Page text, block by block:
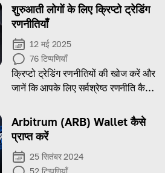
शुरुआती लोगों के लिए क्रिप्टो ट्रेडिंग
रणनीतियाँ
12 मई 2025
76 टिप्पणियाँ
क्रिप्टो ट्रेडिंग रणनीतियों की खोज करें और
जानें कि आपके लिए सर्वश्रेष्ठ रणनीति कैसे
Arbitrum (ARB) Wallet कैसे
प्राप्त करें
25 सितंबर 2024